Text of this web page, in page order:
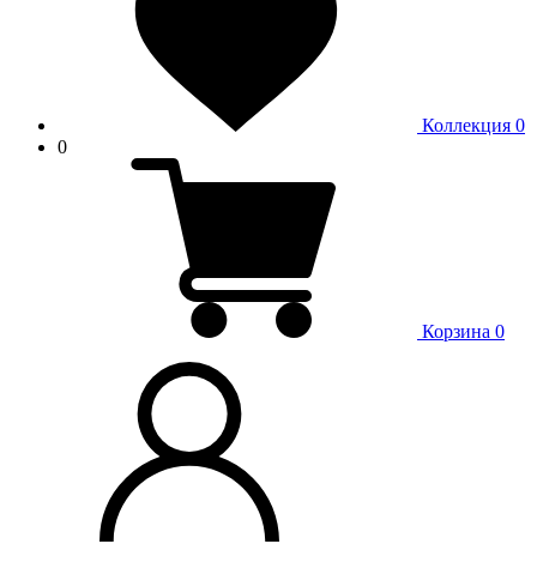
Коллекция 0
0
Корзина 0